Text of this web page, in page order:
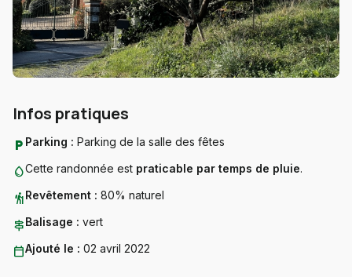
Infos pratiques
local_parking Parking : Parking de la salle des fêtes
water_dropCette randonnée est praticable par temps de pluie.
hikingRevêtement : 80% naturel
signpostBalisage : vert
calendar_todayAjouté le : 02 avril 2022